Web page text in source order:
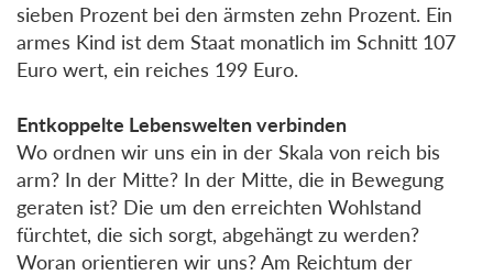
sieben Prozent bei den ärmsten zehn Prozent. Ein
armes Kind ist dem Staat monatlich im Schnitt 107
Euro wert, ein reiches 199 Euro.
Entkoppelte Lebenswelten verbinden
Wo ordnen wir uns ein in der Skala von reich bis
arm? In der Mitte? In der Mitte, die in Bewegung
geraten ist? Die um den erreichten Wohlstand
fürchtet, die sich sorgt, abgehängt zu werden?
Woran orientieren wir uns? Am Reichtum der